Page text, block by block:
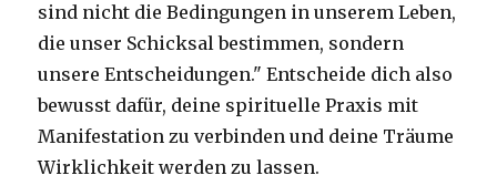
sind nicht die Bedingungen in unserem Leben,
die unser Schicksal bestimmen, sondern
unsere Entscheidungen." Entscheide dich also
bewusst dafür, deine spirituelle Praxis mit
Manifestation zu verbinden und deine Träume
Wirklichkeit werden zu lassen.